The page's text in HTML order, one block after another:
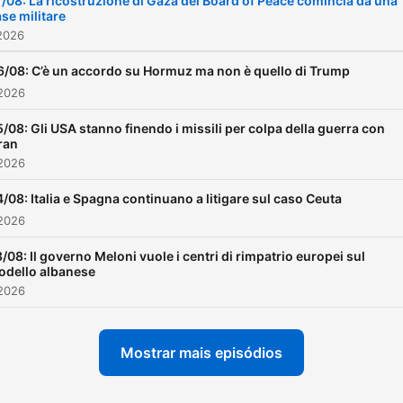
podcast quotidiano di Chora
podcast di Chora News
musica è di Luca Micheli La
sono di: Guido Bertolotti,
Mainardi, Lucrezia Marcelli,
Daniele Marinello, Emanuele
militare
08: C’è un accordo su Hormuz ma non è quello di Trump
08: Gli USA stanno finendo i missili per colpa della guerra con
08: Italia e Spagna continuano a litigare sul caso Ceuta
08: Il governo Meloni vuole i centri di rimpatrio europei sul
albanese
Mostrar mais episódios